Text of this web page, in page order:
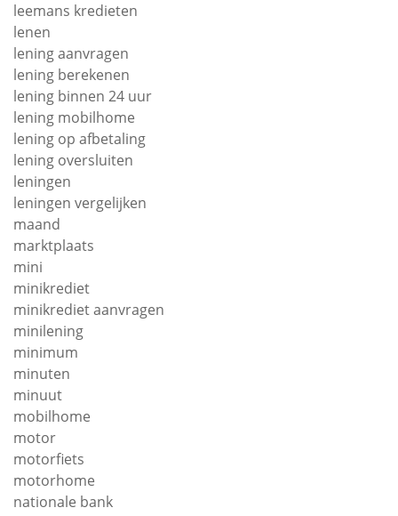
leemans kredieten
lenen
lening aanvragen
lening berekenen
lening binnen 24 uur
lening mobilhome
lening op afbetaling
lening oversluiten
leningen
leningen vergelijken
maand
marktplaats
mini
minikrediet
minikrediet aanvragen
minilening
minimum
minuten
minuut
mobilhome
motor
motorfiets
motorhome
nationale bank